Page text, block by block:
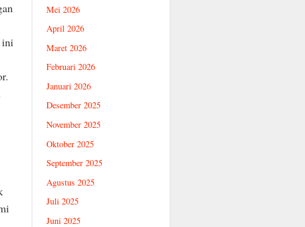
ini
Mei 2026
April 2026
Maret 2026
Februari 2026
Januari 2026
Desember 2025
November 2025
Oktober 2025
September 2025
Agustus 2025
Juli 2025
Juni 2025